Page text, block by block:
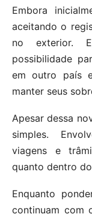
Embora
aceitando o
no exterior.
possibilidade
em outro país
manter seus
Apesar dessa
simples.
viagens e
quanto dentro
Enquanto
continuam com